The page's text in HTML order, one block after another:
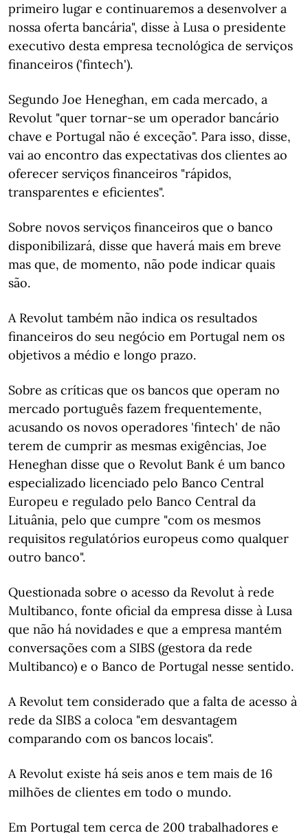
primeiro lugar e continuaremos a desenvolver a
nossa oferta bancária", disse à Lusa o presidente
executivo desta empresa tecnológica de serviços
financeiros ('fintech').
Segundo Joe Heneghan, em cada mercado, a
Revolut "quer tornar-se um operador bancário
chave e Portugal não é exceção". Para isso, disse,
vai ao encontro das expectativas dos clientes ao
oferecer serviços financeiros "rápidos,
transparentes e eficientes".
Sobre novos serviços financeiros que o banco
disponibilizará, disse que haverá mais em breve
mas que, de momento, não pode indicar quais
são.
A Revolut também não indica os resultados
financeiros do seu negócio em Portugal nem os
objetivos a médio e longo prazo.
Sobre as críticas que os bancos que operam no
mercado português fazem frequentemente,
acusando os novos operadores 'fintech' de não
terem de cumprir as mesmas exigências, Joe
Heneghan disse que o Revolut Bank é um banco
especializado licenciado pelo Banco Central
Europeu e regulado pelo Banco Central da
Lituânia, pelo que cumpre "com os mesmos
requisitos regulatórios europeus como qualquer
outro banco".
Questionada sobre o acesso da Revolut à rede
Multibanco, fonte oficial da empresa disse à Lusa
que não há novidades e que a empresa mantém
conversações com a SIBS (gestora da rede
Multibanco) e o Banco de Portugal nesse sentido.
A Revolut tem considerado que a falta de acesso à
rede da SIBS a coloca "em desvantagem
comparando com os bancos locais".
A Revolut existe há seis anos e tem mais de 16
milhões de clientes em todo o mundo.
Em Portugal tem cerca de 200 trabalhadores e